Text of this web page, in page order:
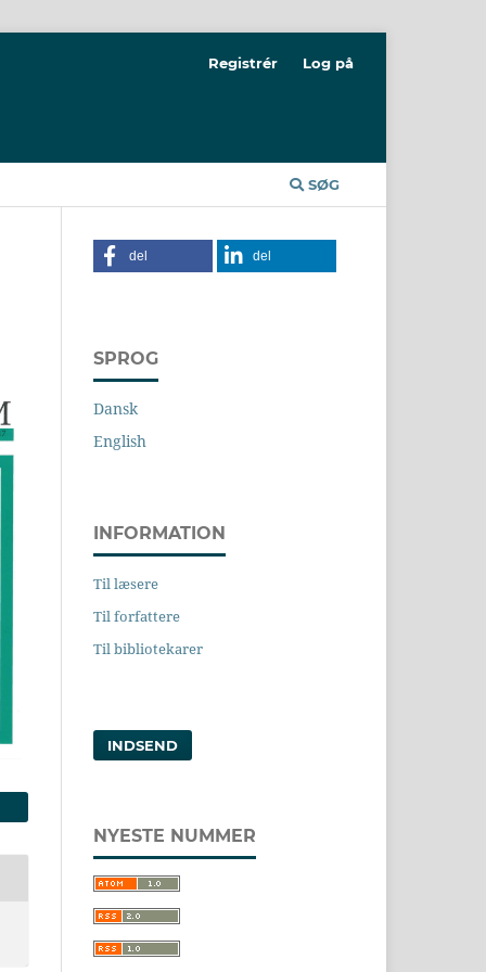
SØG
Registrér Log på
del del
SPROG
Dansk
English
INFORMATION
Til læsere
Til forfattere
Til bibliotekarer
INDSEND
NYESTE NUMMER